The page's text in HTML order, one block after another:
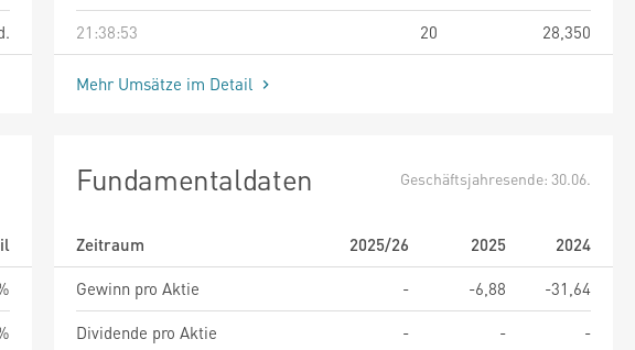
21:38:53
20 28,350
Mehr Umsätze im Detail
Fundamentaldaten Geschäftsjahresende: 30.06.
Zeitraum 2025/26 2025
2024
Gewinn pro Aktie
- -6,88
-31,64
Dividende pro Aktie
- -
-